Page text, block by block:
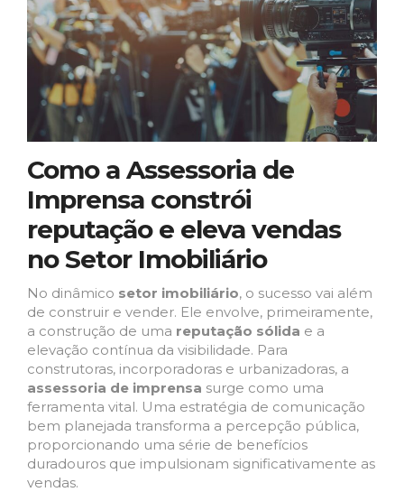
Como a Assessoria de
Imprensa constrói
reputação e eleva vendas
no Setor Imobiliário
No dinâmico setor imobiliário, o sucesso vai além
de construir e vender. Ele envolve, primeiramente,
a construção de uma reputação sólida e a
elevação contínua da visibilidade. Para
construtoras, incorporadoras e urbanizadoras, a
assessoria de imprensa surge como uma
ferramenta vital. Uma estratégia de comunicação
bem planejada transforma a percepção pública,
proporcionando uma série de benefícios
duradouros que impulsionam significativamente as
vendas.